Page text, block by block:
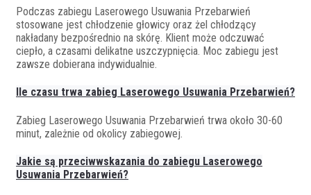
Podczas zabiegu Laserowego Usuwania Przebarwień
stosowane jest chłodzenie głowicy oraz żel chłodzący
nakładany bezpośrednio na skórę. Klient może odczuwać
ciepło, a czasami delikatne uszczypnięcia. Moc zabiegu jest
zawsze dobierana indywidualnie.
Ile czasu trwa zabieg Laserowego Usuwania Przebarwień?
Zabieg Laserowego Usuwania Przebarwień trwa około 30-60
minut, zależnie od okolicy zabiegowej.
Jakie są przeciwwskazania do zabiegu Laserowego
Usuwania Przebarwień?